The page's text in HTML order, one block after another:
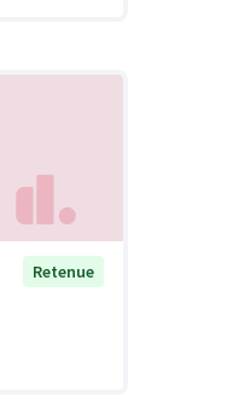
Retenue